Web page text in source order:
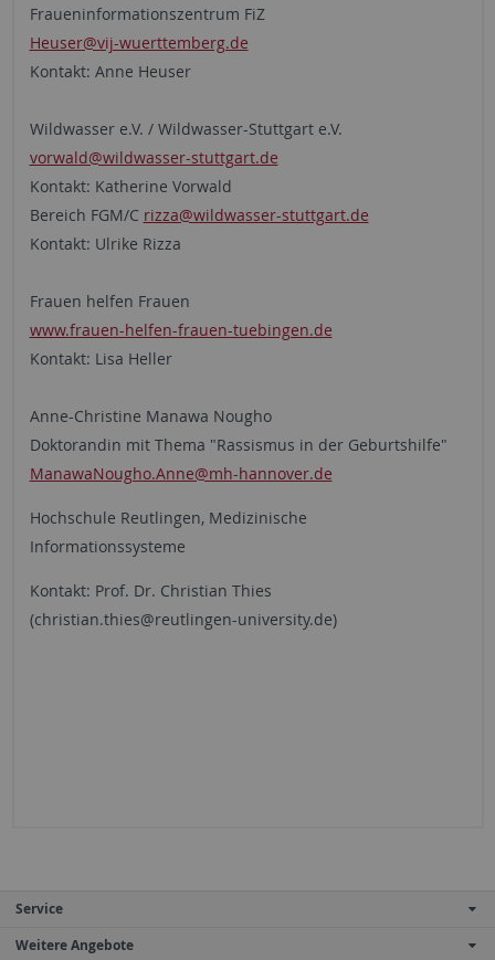
Fraueninformationszentrum FiZ
Heuser@vij-wuerttemberg.de
Kontakt: Anne Heuser
Wildwasser e.V. / Wildwasser-Stuttgart e.V.
vorwald@wildwasser-stuttgart.de
Kontakt: Katherine Vorwald
Bereich FGM/C rizza@wildwasser-stuttgart.de
Kontakt: Ulrike Rizza
Frauen helfen Frauen
www.frauen-helfen-frauen-tuebingen.de
Kontakt: Lisa Heller
Anne-Christine Manawa Nougho
Doktorandin mit Thema "Rassismus in der Geburtshilfe"
ManawaNougho.Anne@mh-hannover.de
Hochschule Reutlingen, Medizinische
Informationssysteme
Kontakt: Prof. Dr. Christian Thies
(christian.thies@reutlingen-university.de)
Service
Weitere Angebote